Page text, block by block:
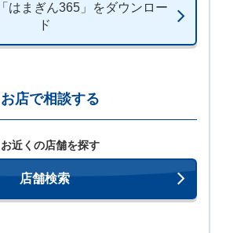
はまぎん365」をダウンロー
ド
お店で相談する
お近くの店舗を探す
店舗検索